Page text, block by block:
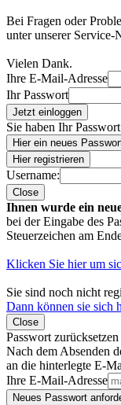
Bei Fragen oder
unter unserer Service-
Vielen Dank.
Ihre E-Mail-Adresse
Ihr Passwort
Jetzt einloggen
Sie haben Ihr
Hier ein neues
Hier registrieren
Username:
Close
Ihnen wurde ein
bei der Eingabe des
Steuerzeichen am
Klicken Sie hier um
Sie sind noch nicht
Dann können sie sich
Close
Passwort zurücksetzen
Nach dem Absenden
an die hinterlegte E-
Ihre E-Mail-Adresse
Neues Passwort